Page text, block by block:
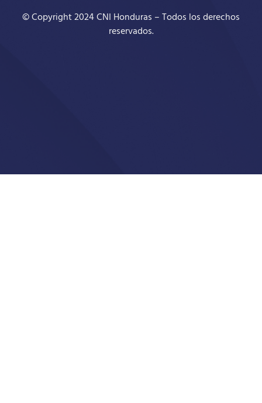
© Copyright 2024 CNI Honduras – Todos los derechos
reservados.